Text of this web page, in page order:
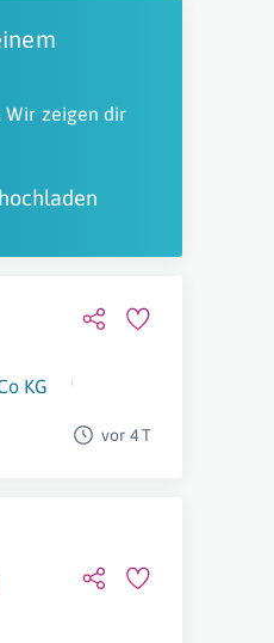
Wir zeigen dir
KG
vor 4 T